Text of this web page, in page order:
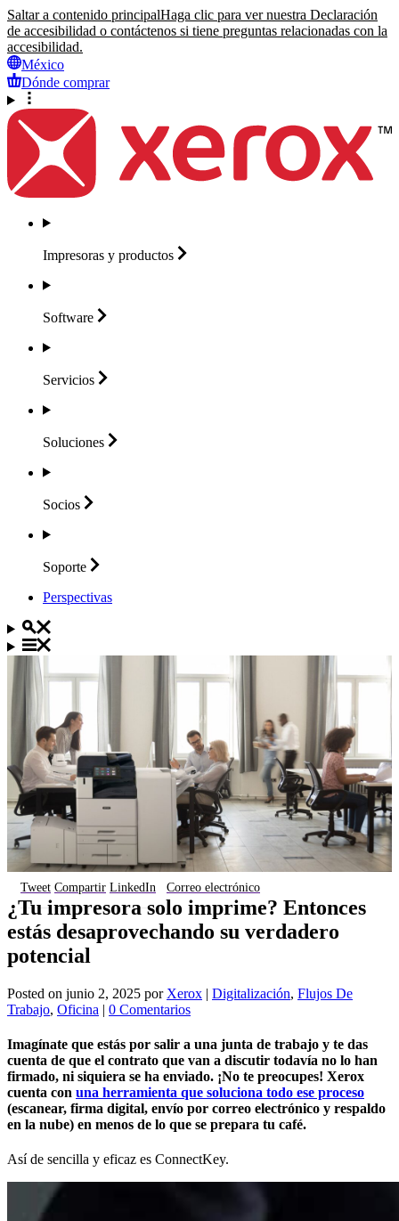
Saltar a contenido principalHaga clic para ver nuestra Declaración
de accesibilidad o contáctenos si tiene preguntas relacionadas con la
accesibilidad.
México
Dónde comprar
Impresoras y productos
Software
Servicios
Soluciones
Socios
Soporte
Perspectivas
Tweet Compartir LinkedIn Correo electrónico
¿Tu impresora solo imprime? Entonces
estás desaprovechando su verdadero
potencial
Posted on junio 2, 2025 por Xerox | Digitalización, Flujos De
Trabajo, Oficina | 0 Comentarios
Imagínate que estás por salir a una junta de trabajo y te das
cuenta de que el contrato que van a discutir todavía no lo han
firmado, ni siquiera se ha enviado. ¡No te preocupes! Xerox
cuenta con una herramienta que soluciona todo ese proceso
(escanear, firma digital, envío por correo electrónico y respaldo
en la nube) en menos de lo que se prepara tu café.
Así de sencilla y eficaz es ConnectKey.